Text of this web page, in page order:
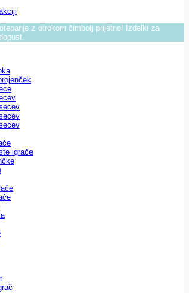
z otrokom čimbolj prijetno! Izdelki za
igrače